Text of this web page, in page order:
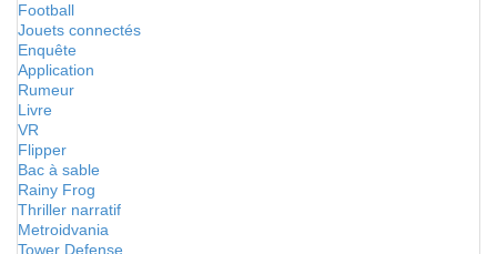
Football
Jouets connectés
Enquête
Application
Rumeur
Livre
VR
Flipper
Bac à sable
Rainy Frog
Thriller narratif
Metroidvania
Tower Defense